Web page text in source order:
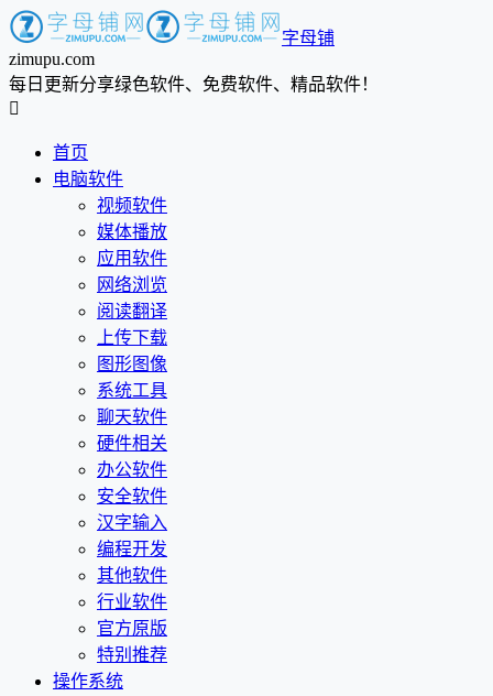
字母铺
zimupu.com
每日更新分享绿色软件、免费软件、精品软件！

首页
电脑软件
视频软件
媒体播放
应用软件
网络浏览
阅读翻译
上传下载
图形图像
系统工具
聊天软件
硬件相关
办公软件
安全软件
汉字输入
编程开发
其他软件
行业软件
官方原版
特别推荐
操作系统